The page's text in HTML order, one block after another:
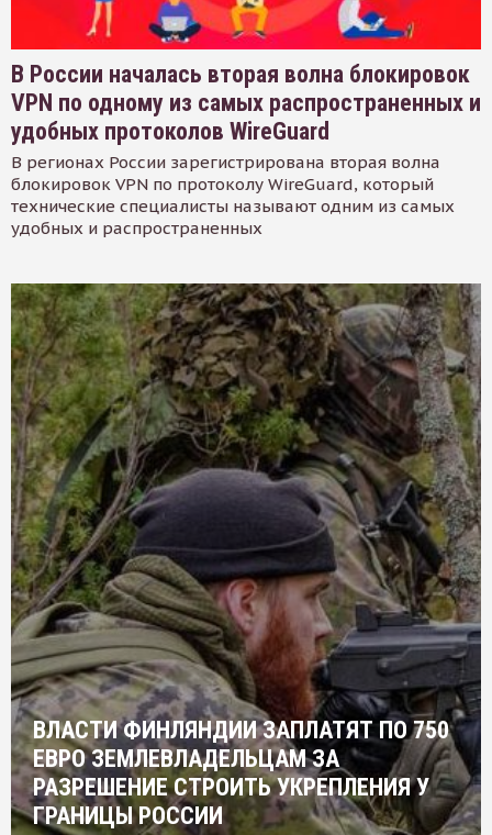
В России началась вторая волна блокировок
VPN по одному из самых распространенных и
удобных протоколов WireGuard
В регионах России зарегистрирована вторая волна
блокировок VPN по протоколу WireGuard, который
технические специалисты называют одним из самых
удобных и распространенных
ВЛАСТИ ФИНЛЯНДИИ ЗАПЛАТЯТ ПО 750
ЕВРО ЗЕМЛЕВЛАДЕЛЬЦАМ ЗА
РАЗРЕШЕНИЕ СТРОИТЬ УКРЕПЛЕНИЯ У
ГРАНИЦЫ РОССИИ